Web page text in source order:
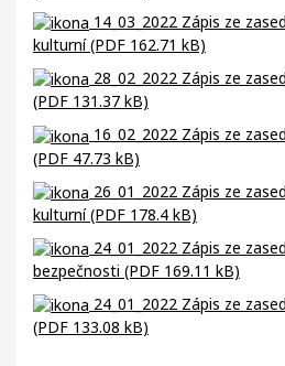
14_03_2022 Zápis ze
kulturní (PDF 162.71 kB)
28_02_2022 Zápis ze
(PDF 131.37 kB)
16_02_2022 Zápis ze
(PDF 47.73 kB)
26_01_2022 Zápis ze
kulturní (PDF 178.4 kB)
24_01_2022 Zápis ze
bezpečnosti (PDF 169.11 kB)
24_01_2022 Zápis ze
(PDF 133.08 kB)